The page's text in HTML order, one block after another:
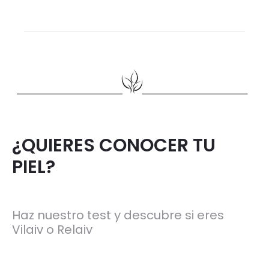
¿QUIERES CONOCER TU
PIEL?
Haz nuestro test y descubre si eres
Vilaiv o Relaiv